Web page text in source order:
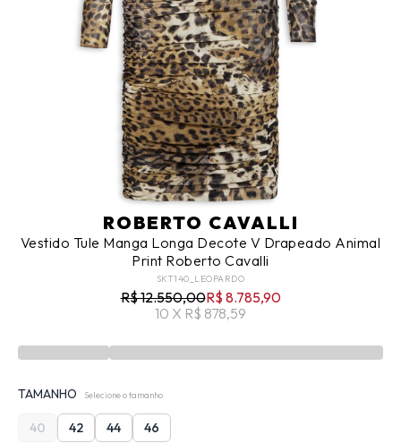
ROBERTO CAVALLI
Vestido Tule Manga Longa Decote V Drapeado Animal
Print Roberto Cavalli
SKT140_LEOPARDO
R$ 12.550,00R$ 8.785,90
10 X R$ 878,59
TAMANHO Selecione o tamanho
40 42 44 46